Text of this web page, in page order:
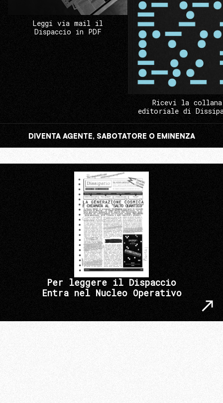
Leggi via mail il
Dispaccio in PDF
Ricevi la collana
editoriale di
DIVENTA AGENTE, SABOTATORE O EMINENZA
Per leggere il Dispaccio
Entra nel Nucleo Operativo